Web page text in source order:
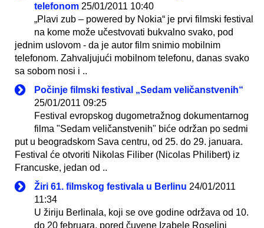
telefonom 25/01/2011 10:40
„Plavi zub – powered by Nokia“ je prvi filmski festival
na kome može učestvovati bukvalno svako, pod
jednim uslovom - da je autor film snimio mobilnim
telefonom. Zahvaljujući mobilnom telefonu, danas svako
sa sobom nosi i ..
Počinje filmski festival „Sedam veličanstvenih“
25/01/2011 09:25
Festival evropskog dugometražnog dokumentarnog
filma "Sedam veličanstvenih" biće održan po sedmi
put u beogradskom Sava centru, od 25. do 29. januara.
Festival će otvoriti Nikolas Filiber (Nicolas Philibert) iz
Francuske, jedan od ..
Žiri 61. filmskog festivala u Berlinu 24/01/2011
11:34
U žiriju Berlinala, koji se ove godine održava od 10.
do 20 februara, pored čuvene Izabele Roselini